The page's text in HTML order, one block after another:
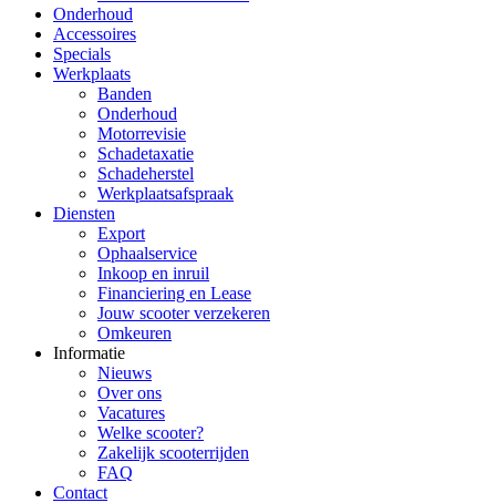
Onderhoud
Accessoires
Specials
Werkplaats
Banden
Onderhoud
Motorrevisie
Schadetaxatie
Schadeherstel
Werkplaatsafspraak
Diensten
Export
Ophaalservice
Inkoop en inruil
Financiering en Lease
Jouw scooter verzekeren
Omkeuren
Informatie
Nieuws
Over ons
Vacatures
Welke scooter?
Zakelijk scooterrijden
FAQ
Contact